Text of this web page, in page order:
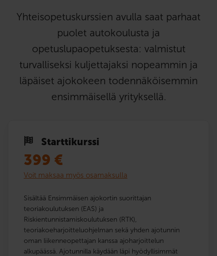
Yhteisopetuskurssien avulla saat parhaat
puolet autokoulusta ja
opetuslupaopetuksesta: valmistut
turvalliseksi kuljettajaksi nopeammin ja
läpäiset ajokokeen todennäköisemmin
ensimmäisellä yrityksellä.
Starttikurssi
399 €
Voit maksaa myös osamaksulla
Sisältää Ensimmäisen ajokortin suorittajan
teoriakoulutuksen (EAS) ja
Riskientunnistamiskoulutuksen (RTK),
teoriakoeharjoitteluohjelman sekä yhden ajotunnin
oman liikenneopettajan kanssa ajoharjoittelun
alkupäässä. Ajotunnilla käydään läpi hyödyllisimmät